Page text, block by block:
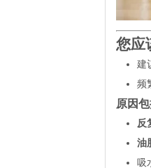
您应
建
频
原因
反
油
吸